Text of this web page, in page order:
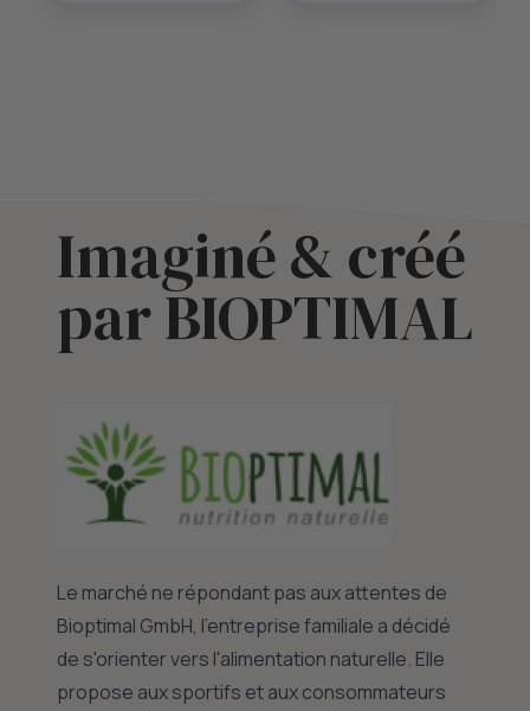
Imaginé & créé
par BIOPTIMAL
Le marché ne répondant pas aux attentes de
Bioptimal GmbH, l'entreprise familiale a décidé
de s'orienter vers l'alimentation naturelle. Elle
propose aux sportifs et aux consommateurs